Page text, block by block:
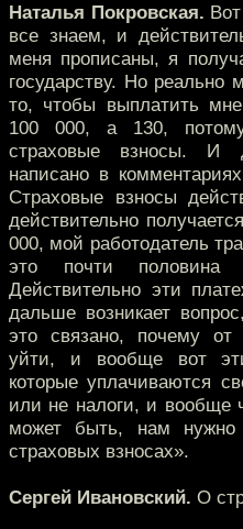
Наталья Покровская.
все знаем, и
меня прописаны, я
государству. Но реально
то, чтобы выплатить
100 000, а 130,
страховые взносы. И
написано в
Страховые взносы
действительно
000, мой работодатель
это почти
Действительно эти
дальше возникает
это связано, почему от
уйти, и вообще вот
которые уплачиваются
или не налоги, и вообще
может быть, нам
страховых взносах».
Сергей Ивановский. О